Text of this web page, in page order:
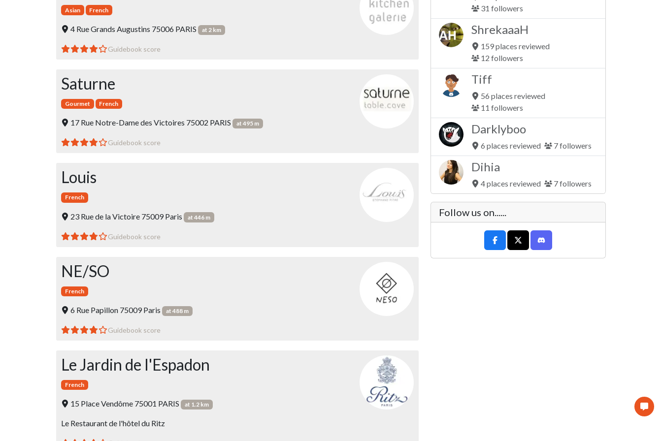
31 followers
ShrekaaaH
159 places reviewed
12 followers
Tiff
56 places reviewed
11 followers
Darklyboo
6 places reviewed 7 followers
Dihia
4 places reviewed 7 followers
Follow us on......
Asian French
4 Rue Grands Augustins 75006 PARIS at 2 km
Guidebook score
Saturne
Gourmet French
17 Rue Notre-Dame des Victoires 75002 PARIS at 495 m
Guidebook score
Louis
French
23 Rue de la Victoire 75009 Paris at 446 m
Guidebook score
NE/SO
French
6 Rue Papillon 75009 Paris at 488 m
Guidebook score
Le Jardin de l'Espadon
French
15 Place Vendôme 75001 PARIS at 1.2 km
Le Restaurant de l'hôtel du Ritz